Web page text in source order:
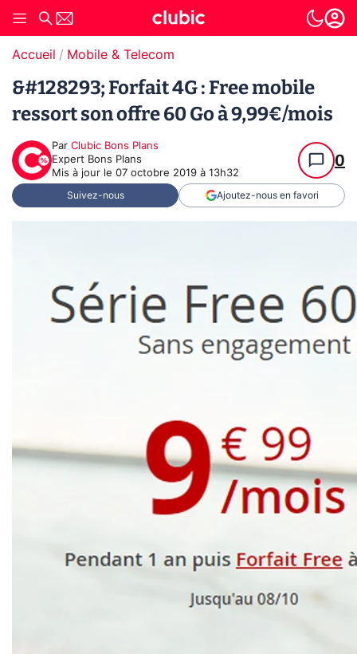
Accueil Mobile & Telecom
&#128293; Forfait 4G : Free mobile
ressort son offre 60 Go à 9,99€/mois
Par Clubic Bons Plans
Expert Bons Plans
Mis à jour le 07 octobre 2019 à 13h32
0
Suivez-nous Ajoutez-nous en favori